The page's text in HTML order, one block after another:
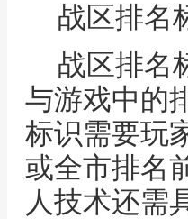
战区排名
战区排名
与游戏中的
标识需要玩
或全市排名
人技术还需